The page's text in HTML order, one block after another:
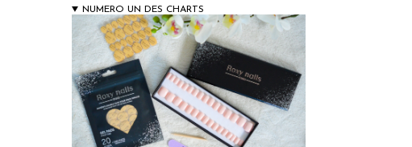
NUMERO UN DES CHARTS